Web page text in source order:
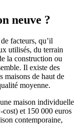
neuve ?
facteurs, qu’il
utilisés, du terrain
la construction ou
Il existe des
maisons de haut de
moyenne.
maison individuelle
et 150 000 euros
contemporaine,